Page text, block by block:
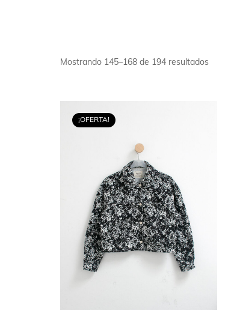
Mostrando 145–168 de 194 resultados
¡OFERTA!